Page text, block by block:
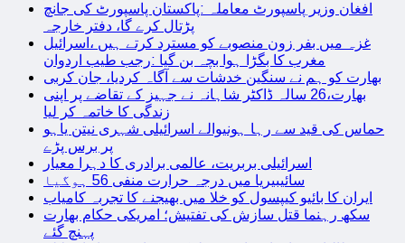
افغان وزیر پاسپورٹ معاملہ :پاکستان پاسپورٹ کی جانچ
پڑتال کرے گا، دفتر خارجہ
غزہ میں بفر زون منصوبے کو مسترد کرتے ہیں ،اسرائیل
مغرب کا بگڑا ہوا بچہ بن گیا :رجب طیب اردوان
بھارت کو ہم نے سنگین خدشات سے آگاہ کردیا، جان کربی
بھارت،26 سالہ ڈاکٹر شاہانہ نے جہیز کے تقاضے پر اپنی
زندگی کا خاتمہ کر لیا
حماس کی قید سے رہا ہونیوالے اسرائیلی شہری نیتن یاہو
پر برس پڑے
اسرائیلی بربریت، عالمی برادری کا دہرا معیار
سائیبیریا میں درجہ حرارت منفی 56 ہوگیا
ایران کا بائیو کیپسول کو خلا میں بھیجنے کا تجربہ کامیاب
سکھ رہنما قتل سازش کی تفتیش؛ امریکی حکام بھارت
پہنچ گئے